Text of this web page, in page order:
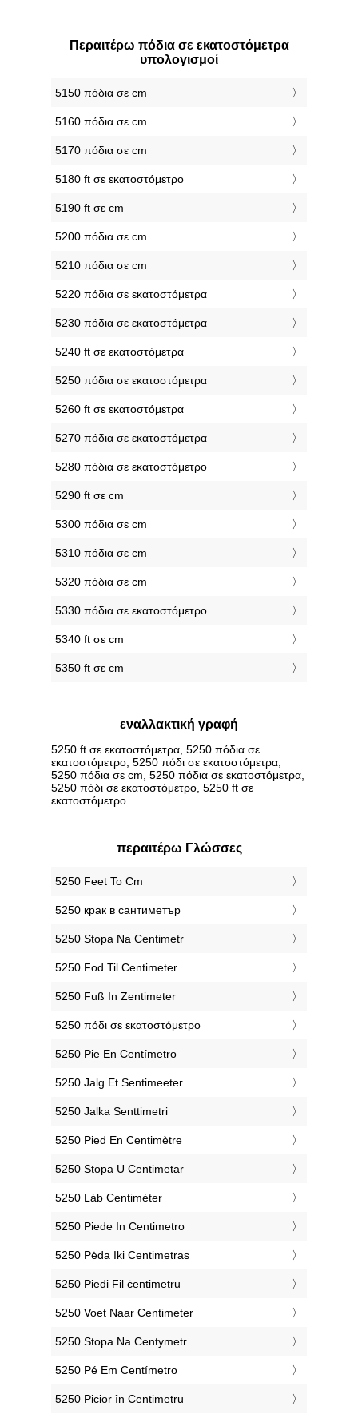
Περαιτέρω πόδια σε εκατοστόμετρα
υπολογισμοί
5150 πόδια σε cm
5160 πόδια σε cm
5170 πόδια σε cm
5180 ft σε εκατοστόμετρο
5190 ft σε cm
5200 πόδια σε cm
5210 πόδια σε cm
5220 πόδια σε εκατοστόμετρα
5230 πόδια σε εκατοστόμετρα
5240 ft σε εκατοστόμετρα
5250 πόδια σε εκατοστόμετρα
5260 ft σε εκατοστόμετρα
5270 πόδια σε εκατοστόμετρα
5280 πόδια σε εκατοστόμετρο
5290 ft σε cm
5300 πόδια σε cm
5310 πόδια σε cm
5320 πόδια σε cm
5330 πόδια σε εκατοστόμετρο
5340 ft σε cm
5350 ft σε cm
εναλλακτική γραφή
5250 ft σε εκατοστόμετρα, 5250 πόδια σε
εκατοστόμετρο, 5250 πόδι σε εκατοστόμετρα,
5250 πόδια σε cm, 5250 πόδια σε εκατοστόμετρα,
5250 πόδι σε εκατοστόμετρο, 5250 ft σε
εκατοστόμετρο
περαιτέρω Γλώσσες
‎5250 Feet To Cm
‎5250 крак в сантиметър
‎5250 Stopa Na Centimetr
‎5250 Fod Til Centimeter
‎5250 Fuß In Zentimeter
‎5250 πόδι σε εκατοστόμετρο
‎5250 Pie En Centímetro
‎5250 Jalg Et Sentimeeter
‎5250 Jalka Senttimetri
‎5250 Pied En Centimètre
‎5250 Stopa U Centimetar
‎5250 Láb Centiméter
‎5250 Piede In Centimetro
‎5250 Pėda Iki Centimetras
‎5250 Piedi Fil ċentimetru
‎5250 Voet Naar Centimeter
‎5250 Stopa Na Centymetr
‎5250 Pé Em Centímetro
‎5250 Picior în Centimetru